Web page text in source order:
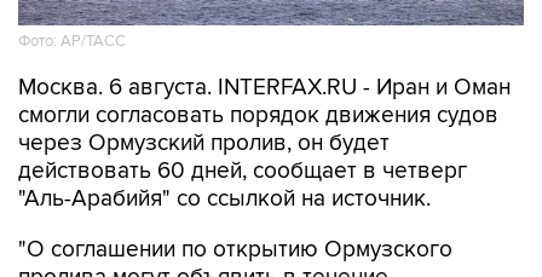
Фото: AP/ТАСС
Москва. 6 августа. INTERFAX.RU - Иран и Оман
смогли согласовать порядок движения судов
через Ормузский пролив, он будет
действовать 60 дней, сообщает в четверг
"Аль-Арабийя" со ссылкой на источник.
"О соглашении по открытию Ормузского